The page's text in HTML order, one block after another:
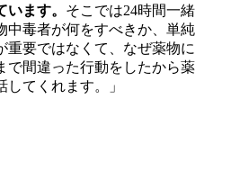
ます。 そこでは24時間一緒
中毒者が何をすべきか、単純
重要ではなくて、なぜ薬物に
で間違った行動をしたから薬
てくれます。」